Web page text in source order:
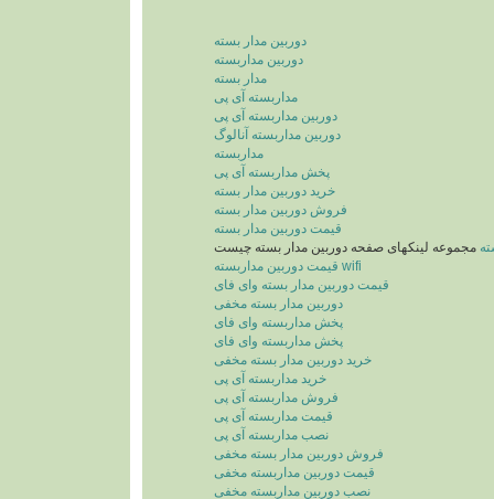
دوربین مدار بسته
دوربین مداربسته
مدار بسته
مداربسته آی پی
دوربین مداربسته آی پی
دوربین مداربسته آنالوگ
مداربسته
پخش مداربسته آی پی
خرید دوربین مدار بسته
فروش دوربین مدار بسته
قیمت دوربین مدار بسته
مجموعه لینکهای صفحه دوربین مدار بسته چیست
قیمت دوربین مداربسته wifi
قیمت دوربین مدار بسته وای فای
دوربین مدار بسته مخفی
پخش مداربسته وای فای
پخش مداربسته وای فای
خرید دوربین مدار بسته مخفی
خرید مداربسته آی پی
فروش مداربسته آی پی
قیمت مداربسته آی پی
نصب مداربسته آی پی
فروش دوربین مدار بسته مخفی
قیمت دوربین مداربسته مخفی
نصب دوربین مداربسته مخفی